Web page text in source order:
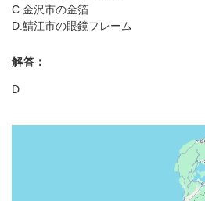
C.金沢市の金箔
D.鯖江市の眼鏡フレーム
解答：
D